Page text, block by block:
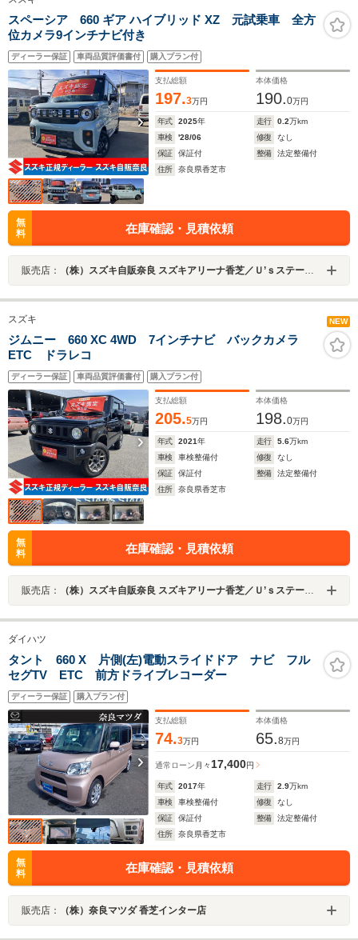
スペーシア 660 ギア ハイブリッド XZ 元試乗車 全方
位カメラ9インチナビ付き
ディーラー保証 車両品質評価書付 購入プラン付
支払総額
197.3万円
本体価格
190.0万円
年式 2025年 走行 0.2万km
車検
'28/06 修復
なし
保証
保証付 整備
法定整備付
住所
奈良県香芝市
無
料
在庫確認・見積依頼
販売店： （株）スズキ自販奈良 スズキアリーナ香芝／Ｕ’ｓステーション香芝
スズキ NEW
ジムニー 660 XC 4WD 7インチナビ バックカメラ
ETC ドラレコ
ディーラー保証 車両品質評価書付 購入プラン付
支払総額
205.5万円
本体価格
198.0万円
年式 2021年 走行 5.6万km
車検
車検整備付 修復
なし
保証
保証付 整備
法定整備付
住所
奈良県香芝市
無
料
在庫確認・見積依頼
販売店： （株）スズキ自販奈良 スズキアリーナ香芝／Ｕ’ｓステーション香芝
ダイハツ
タント 660 X 片側(左)電動スライドドア ナビ フル
セグTV ETC 前方ドライブレコーダー
ディーラー保証 購入プラン付
支払総額
74.3万円
本体価格
65.8万円
通常ローン 月々 17,400円
年式 2017年 走行 2.9万km
車検
車検整備付 修復
なし
保証
保証付 整備
法定整備付
住所
奈良県香芝市
無
料
在庫確認・見積依頼
販売店： （株）奈良マツダ 香芝インター店